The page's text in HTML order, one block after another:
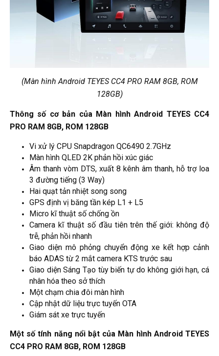
(Màn hình Android TEYES CC4 PRO RAM 8GB, ROM
128GB)
Thông số cơ bản của Màn hình Android TEYES CC4
PRO RAM 8GB, ROM 128GB
Vi xử lý CPU Snapdragon QC6490 2.7GHz
Màn hình QLED 2K phản hồi xúc giác
Âm thanh vòm DTS, xuất 8 kênh âm thanh, hỗ trợ loa
3 đường tiếng (3 Way)
Hai quạt tản nhiệt song song
GPS định vị băng tần kép L1 + L5
Micro kĩ thuật số chống ồn
Camera kĩ thuật số đầu tiên trên thế giới: không độ
trễ, phản hồi nhanh
Giao diện mô phỏng chuyển động xe kết hợp cảnh
báo ADAS từ 2 mắt camera KTS trước sau
Giao diện Sáng Tạo tùy biến tự do không giới hạn, cá
nhân hóa theo sở thích
Một chạm chia đôi màn hình
Cập nhật dữ liệu trực tuyến OTA
Giám sát xe trực tuyến
Một số tính năng nổi bật của Màn hình Android TEYES
CC4 PRO RAM 8GB, ROM 128GB